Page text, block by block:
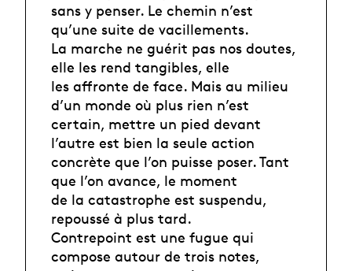
sans y penser. Le chemin n’est
qu’une suite de vacillements.
La marche ne guérit pas nos doutes,
elle les rend tangibles, elle
les affronte de face. Mais au milieu
d’un monde où plus rien n’est
certain, mettre un pied devant
l’autre est bien la seule action
concrète que l’on puisse poser. Tant
que l’on avance, le moment
de la catastrophe est suspendu,
repoussé à plus tard.
Contrepoint est une fugue qui
compose autour de trois notes,